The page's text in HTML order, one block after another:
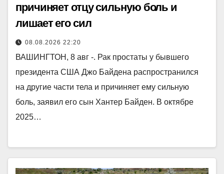
причиняет отцу сильную боль и
лишает его сил
08.08.2026 22:20
ВАШИНГТОН, 8 авг -. Рак простаты у бывшего
президента США Джо Байдена распространился
на другие части тела и причиняет ему сильную
боль, заявил его сын Хантер Байден. В октябре
2025…